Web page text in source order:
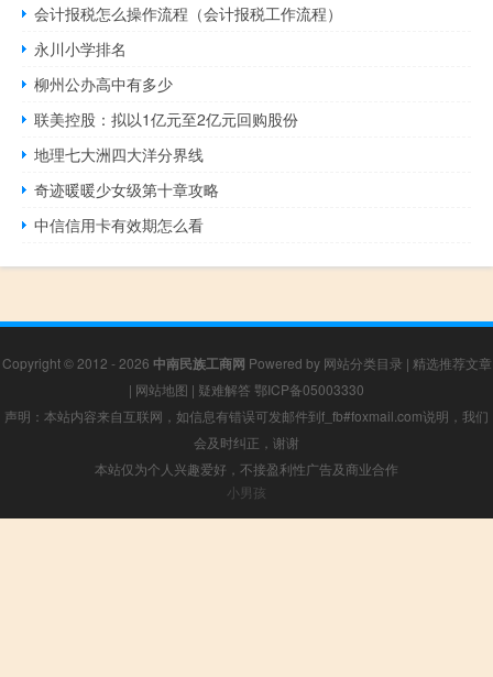
会计报税怎么操作流程（会计报税工作流程）
永川小学排名
柳州公办高中有多少
联美控股：拟以1亿元至2亿元回购股份
地理七大洲四大洋分界线
奇迹暖暖少女级第十章攻略
中信信用卡有效期怎么看
Copyright © 2012 - 2026 中南民族工商网 Powered by 网站分类目录 | 精选推荐文章
| 网站地图 | 疑难解答 鄂ICP备05003330
声明：本站内容来自互联网，如信息有错误可发邮件到f_fb#foxmail.com说明，我们
会及时纠正，谢谢
本站仅为个人兴趣爱好，不接盈利性广告及商业合作
小男孩